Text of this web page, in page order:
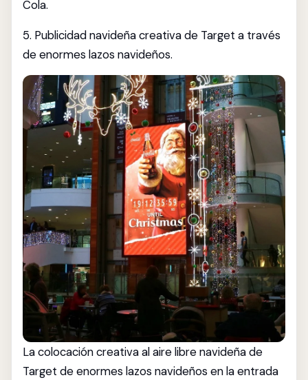
Cola.
5. Publicidad navideña creativa de Target a través
de enormes lazos navideños.
La colocación creativa al aire libre navideña de
Target de enormes lazos navideños en la entrada